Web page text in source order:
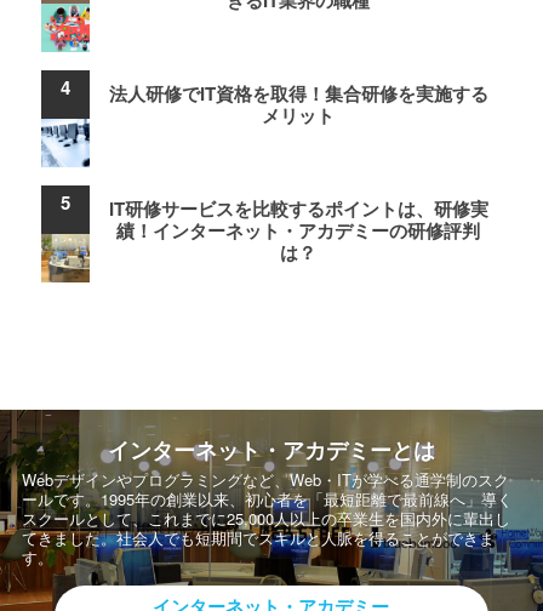
法人研修でIT資格を取得！集合研修を実施する
メリット
IT研修サービスを比較するポイントは、研修実
績！インターネット・アカデミーの研修評判
は？
インターネット・アカデミーとは
Webデザインやプログラミングなど、Web・ITが学べる通学制のスク
ールです。1995年の創業以来、初心者を「最短距離で最前線へ」導く
スクールとして、これまでに25,000人以上の卒業生を国内外に輩出し
てきました。社会人でも短期間でスキルと人脈を得ることができま
す。